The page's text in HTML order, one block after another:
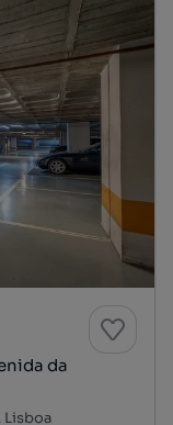
da
Lisboa